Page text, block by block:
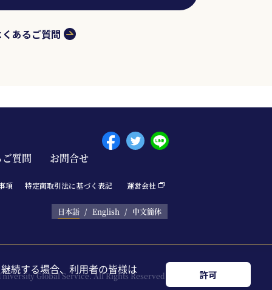
あるご質問
質問 お問合せ
項 特定商取引法に基づく表記 運営会社
日本語 English 中文簡体
Global Service. All Rights Reserved.
続する場合、利用者の皆様は 許可